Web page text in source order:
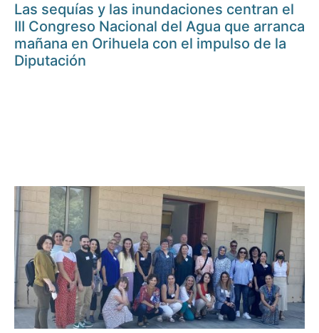
Las sequías y las inundaciones centran el
III Congreso Nacional del Agua que arranca
mañana en Orihuela con el impulso de la
Diputación